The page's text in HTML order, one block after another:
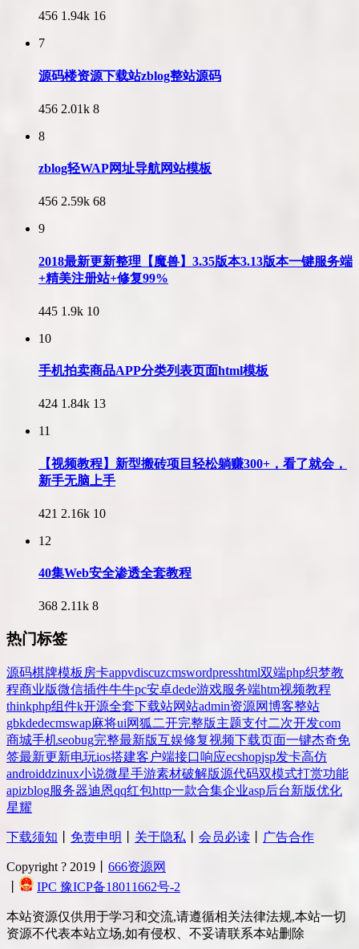
456 1.94k 16
7
源码楼资源下载站zblog整站源码
456 2.01k 8
8
zblog轻WAP网址导航网站模板
456 2.59k 68
9
2018最新更新整理【魔兽】3.35版本3.13版本一键服务端
+精美注册站+修复99%
445 1.9k 10
10
手机拍卖商品APP分类列表页面html模板
424 1.84k 13
11
【视频教程】新型搬砖项目轻松躺赚300+，看了就会，
新手无脑上手
421 2.16k 10
12
40集Web安全渗透全套教程
368 2.11k 8
热门标签
源码棋牌模板 房卡appvdiscuzcmswordpresshtml双端php织梦教
程商业版微信插件牛牛pc安卓dede游戏服务端htm视频教程
thinkphp组件k开源全套下载站网站admin资源网博客整站
gbkdedecmswap麻将ui网狐 二开完整版主题支付二次开发com
商城手机seobug完整最新版互娱修复视频下载页面一键杰奇免
签最新更新电玩ios搭建客户端接口响应ecshopjsp发卡高仿
androiddzinux小说微星手游素材破解版源代码双模式打赏功能
apizblog服务器迪恩qq红包http一款合集企业asp后台新版优化
星耀
下载须知 免责申明 关于隐私 会员必读 广告合作
Copyright ? 2019丨 666资源网
IPC 豫ICP备18011662号-2
本站资源仅供用于学习和交流,请遵循相关法律法规,本站一切
资源不代表本站立场,如有侵权、不妥请联系本站删除